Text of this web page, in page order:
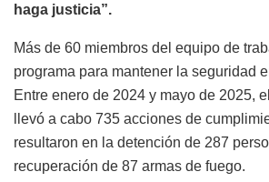
haga justicia”.
Más de 60 miembros del equipo de
programa para mantener la seguridad
Entre enero de 2024 y mayo de 2025,
llevó a cabo 735 acciones de
resultaron en la detención de 287
recuperación de 87 armas de fuego.